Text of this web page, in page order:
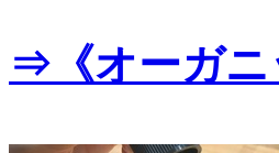
⇒《オーガニ